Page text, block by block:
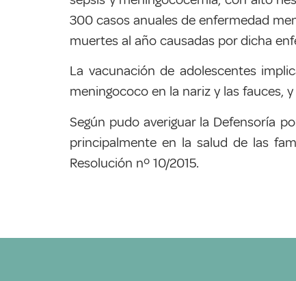
300 casos anuales de enfermedad
muertes al año causadas por dicha
La vacunación de adolescentes
meningococo en la nariz y las fauces,
Según pudo averiguar la Defensoría
principalmente en la salud de las
Resolución nº 10/2015.